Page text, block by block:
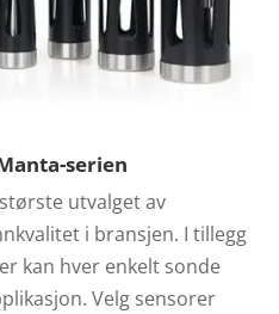
serien
utvalget av
i bransjen. I tillegg
kan hver enkelt sonde
Velg sensorer